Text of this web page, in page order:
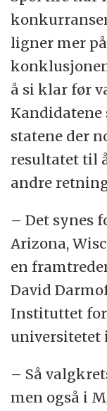
ligner mer
å si klar før
statene der
resultatet til
andre
– Det synes
Arizona,
en
David
Instituttet
universitetet
– Så
men også i